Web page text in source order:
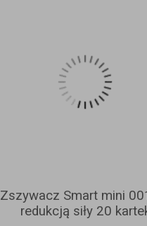
Zszywacz Smart mini
redukcją siły 20